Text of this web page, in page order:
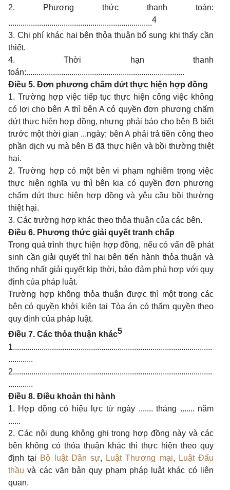
2. Phương thức thanh toán:
......................................................................4
3. Chi phí khác hai bên thỏa thuận bổ sung khi thấy cần
thiết.
4. Thời hạn thanh
toán:.............................................................................
Điều 5. Đơn phương chấm dứt thực hiện hợp đồng
1. Trường hợp việc tiếp tục thực hiện công việc không
có lợi cho bên A thì bên A có quyền đơn phương chấm
dứt thực hiện hợp đồng, nhưng phải báo cho bên B biết
trước một thời gian ...ngày; bên A phải trả tiền công theo
phần dịch vụ mà bên B đã thực hiện và bồi thường thiệt
hại.
2. Trường hợp có một bên vi phạm nghiêm trọng việc
thực hiện nghĩa vụ thì bên kia có quyền đơn phương
chấm dứt thực hiện hợp đồng và yêu cầu bồi thường
thiệt hại.
3. Các trường hợp khác theo thỏa thuận của các bên.
Điều 6. Phương thức giải quyết tranh chấp
Trong quá trình thực hiện hợp đồng, nếu có vấn đề phát
sinh cần giải quyết thì hai bên tiến hành thỏa thuận và
thống nhất giải quyết kịp thời, bảo đảm phù hợp với quy
định của pháp luật.
Trường hợp không thỏa thuận được thì một trong các
bên có quyền khởi kiện tại Tòa án có thẩm quyền theo
quy định của pháp luật.
Điều 7. Các thỏa thuận khác5
1.................................................................................................
............
2.................................................................................................
............
Điều 8. Điều khoản thi hành
1. Hợp đồng có hiệu lực từ ngày ....... tháng ....... năm
......
2. Các nội dung không ghi trong hợp đồng này và các
bên không có thỏa thuận khác thì thực hiện theo quy
định tại Bộ luật Dân sự, Luật Thương mại,
Luật Đấu
thầu và các văn bản quy phạm pháp luật khác có liên
quan.